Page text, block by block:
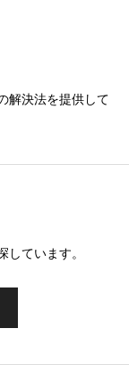
解決法を提供して
ています。